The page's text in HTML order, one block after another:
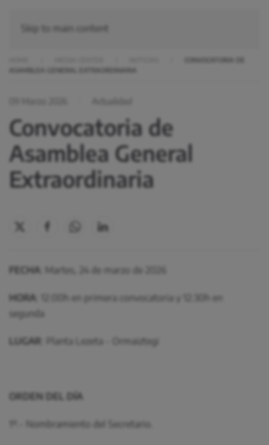
Skip to main content
ASAMBLEA GENERAL EXTRAORDINARIA
Convocatoria de
Asamblea General
Extraordinaria
FECHA : Martes, 24 de marzo de 2026
HORA : 12:00h en primera convocatoria y 12:30h en
segunda
LUGAR : Planta Lezeta - Ormaiztegi
ORDEN DEL DÍA
1º.- Nombramiento del Secretario.